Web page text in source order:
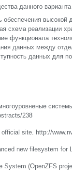
данного
обеспечения высокой
схема реализации
функционала
данных между
данных для
238
site. http://
new filesystem for
System (OpenZFS